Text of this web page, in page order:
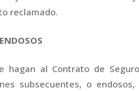
reclamado.
hagan al Contrato de
subsecuentes, o